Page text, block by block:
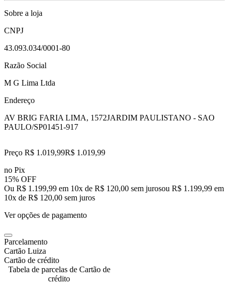
Sobre a loja
CNPJ
43.093.034/0001-80
Razão Social
M G Lima Ltda
Endereço
AV BRIG FARIA LIMA, 1572JARDIM PAULISTANO - SAO
PAULO/SP01451-917
Preço R$ 1.019,99R$ 1.019,99
no Pix
15% OFF
Ou R$ 1.199,99 em 10x de R$ 120,00 sem jurosou R$ 1.199,99 em
10x de R$ 120,00 sem juros
Ver opções de pagamento
Parcelamento
Cartão Luiza
Cartão de crédito
Tabela de parcelas de Cartão de
crédito